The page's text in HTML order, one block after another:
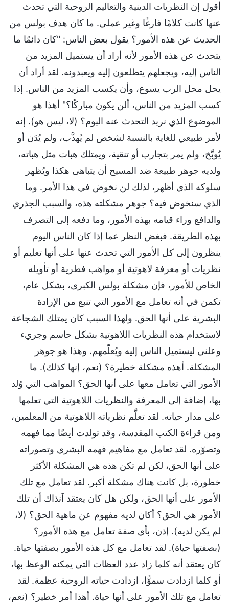
أقول إن النظريات الدينية والتعاليم الروحية التي تحدث
عنها كانت كلامًا فارغًا وغير عملي. ما كان هدف بولس من
الحديث عن هذه الأمور؟ يقول بعض الناس: "كان دائمًا ما
يتحدث عن هذه الأمور لأنه أراد أن يستميل المزيد من
الناس إليه، ويجعلهم يتطلعون إليه ويعبدونه. لقد أراد أن
يحل محل الرب يسوع، وأن يكسب المزيد من الناس. إذا
كسب المزيد من الناس، ألن يكون مباركًا؟" أهذا هو
الموضوع الذي نريد التحدث عنه اليوم؟ (لا، ليس هو). إنه
لأمر طبيعي للغاية بالنسبة لشخص لم يُهذَّب، ولم يُدَن أو
يُوبَّخ، ولم يمر بتجارب أو تنقية، ويمتلك هبات مثل هباته،
ولديه جوهر طبيعة ضد المسيح أن يتباهى هكذا ويُظهر
سلوكه الذي أظهر، لذلك لن نخوض في هذا الأمر. وما
الذي سنخوض فيه؟ جوهر مشكلته هذه، والسبب الجذري
والدافع وراء قيامه بهذه الأمور، وما دفعه إلى التصرف
بهذه الطريقة. فبغض النظر عما إذا كان الناس اليوم
ينظرون إلى كل الأمور التي تحدث عنها على أنها تعليم أو
نظريات أو معرفة لاهوتية أو مواهب فطرية أو تأويله
الخاص للأمور، فإن مشكلة بولس الكبرى، بشكل عام،
تكمن في أنه تعامل مع الأمور التي تنبع من الإرادة
البشرية على أنها الحق. ولهذا السبب كان يمتلك الشجاعة
لاستخدام هذه النظريات اللاهوتية بشكل حاسم وجريء
وعلني ليستميل الناس إليه ويُعلّمهم. وهذا هو جوهر
المشكلة. أهذه مشكلة خطيرة؟ (نعم، إنها كذلك). ما
الأمور التي تعامل معها على أنها الحق؟ المواهب التي وُلد
بها، إضافة إلى المعرفة والنظريات اللاهوتية التي تعلمها
على مدار حياته. لقد تعلَّم نظرياته اللاهوتية من المعلمين،
ومن قراءة الكتب المقدسة، وقد تولدت أيضًا مما فهمه
وتصوّره. لقد تعامل مع مفاهيم فهمه البشري وتصوراته
على أنها الحق، لكن لم تكن هذه هي المشكلة الأكثر
خطورة، بل كانت هناك مشكلة أكبر. لقد تعامل مع تلك
الأمور على أنها الحق، ولكن هل كان يعتقد آنذاك أن تلك
الأمور هي الحق؟ أكان لديه مفهوم عن ماهية الحق؟ (لا،
لم يكن لديه). إذن، بأي صفة تعامل مع هذه الأمور؟
(بصفتها حياة). لقد تعامل مع كل هذه الأمور بصفتها حياة.
كان يعتقد أنه كلما زاد عدد العظات التي يمكنه الوعظ بها،
أو كلما ازدادت سموًّا، ازدادت حياته الروحية عظمة. لقد
تعامل مع تلك الأمور على أنها حياة. أهذا أمر خطير؟ (نعم،